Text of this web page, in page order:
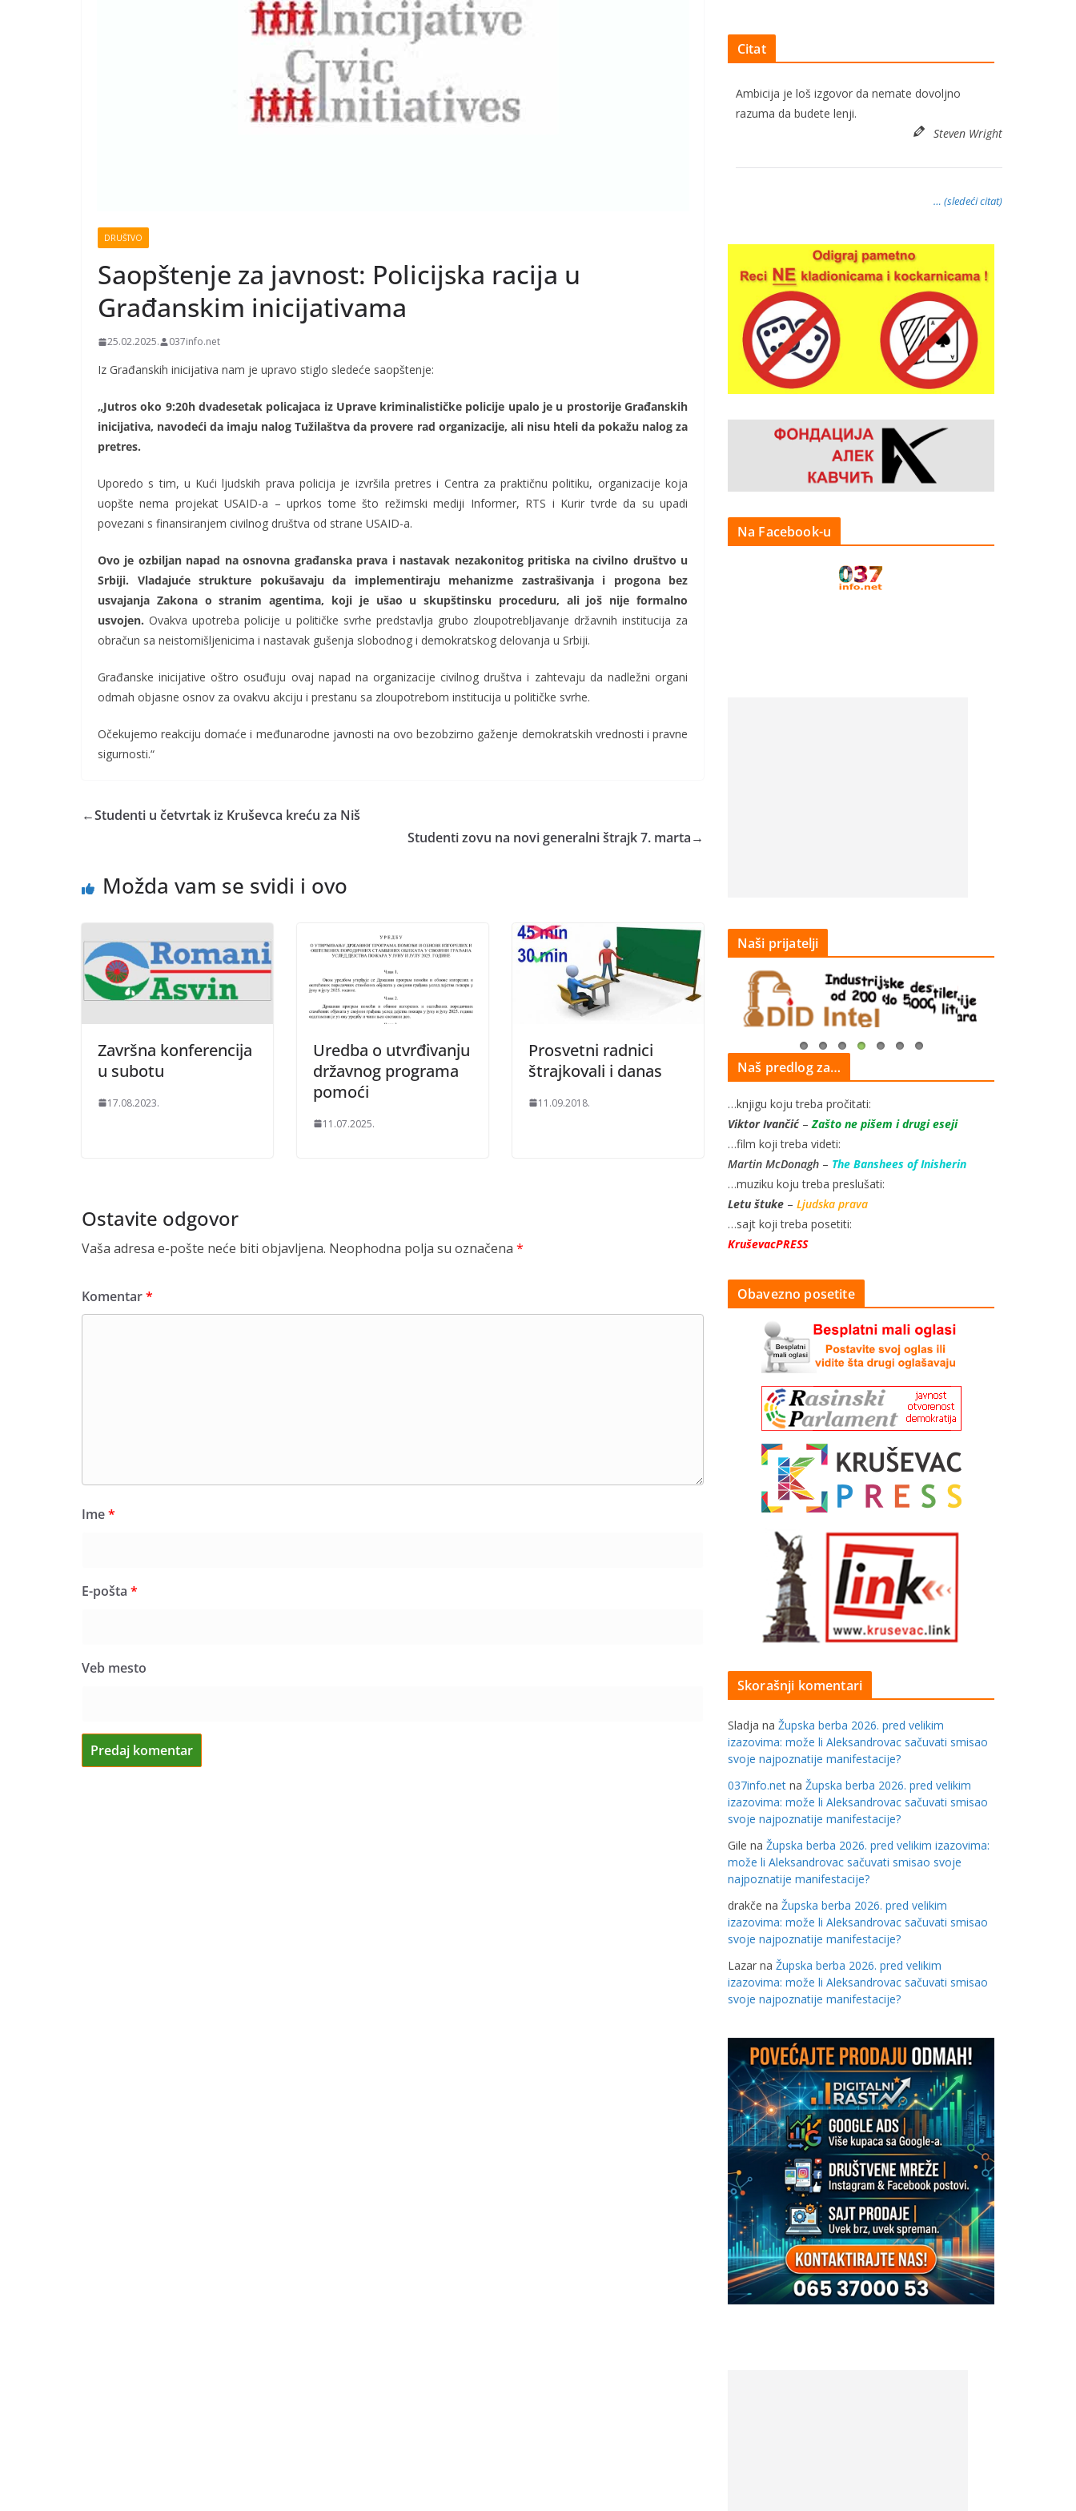
DRUŠTVO
Saopštenje za javnost: Policijska racija u
Građanskim inicijativama
25.02.2025. 037info.net
Iz Građanskih inicijativa nam je upravo stiglo sledeće saopštenje:
„Jutros oko 9:20h dvadesetak policajaca iz Uprave kriminalističke policije upalo je u prostorije Građanskih
inicijativa, navodeći da imaju nalog Tužilaštva da provere rad organizacije, ali nisu hteli da pokažu nalog za
pretres.
Uporedo s tim, u Kući ljudskih prava policija je izvršila pretres i Centra za praktičnu politiku, organizacije koja
uopšte nema projekat USAID-a – uprkos tome što režimski mediji Informer, RTS i Kurir tvrde da su upadi
povezani s finansiranjem civilnog društva od strane USAID-a.
Ovo je ozbiljan napad na osnovna građanska prava i nastavak nezakonitog pritiska na civilno društvo u
Srbiji. Vladajuće strukture pokušavaju da implementiraju mehanizme zastrašivanja i progona bez
usvajanja Zakona o stranim agentima, koji je ušao u skupštinsku proceduru, ali još nije formalno
usvojen. Ovakva upotreba policije u političke svrhe predstavlja grubo zloupotrebljavanje državnih institucija za
obračun sa neistomišljenicima i nastavak gušenja slobodnog i demokratskog delovanja u Srbiji.
Građanske inicijative oštro osuđuju ovaj napad na organizacije civilnog društva i zahtevaju da nadležni organi
odmah objasne osnov za ovakvu akciju i prestanu sa zloupotrebom institucija u političke svrhe.
Očekujemo reakciju domaće i međunarodne javnosti na ovo bezobzirno gaženje demokratskih vrednosti i pravne
sigurnosti.“
←Studenti u četvrtak iz Kruševca kreću za Niš
Studenti zovu na novi generalni štrajk 7. marta→
Možda vam se svidi i ovo
Završna konferencija
u subotu
17.08.2023.
Uredba o utvrđivanju
državnog programa
pomoći
11.07.2025.
Prosvetni radnici
štrajkovali i danas
11.09.2018.
Ostavite odgovor
Vaša adresa e-pošte neće biti objavljena. Neophodna polja su označena *
Komentar*
Ime*
E-pošta *
Veb mesto
Citat
Ambicija je loš izgovor da nemate dovoljno
razuma da budete lenji.
Steven Wright
… (sledeći citat)
Na Facebook-u
Naši prijatelji
Naš predlog za…
…knjigu koju treba pročitati:
Viktor Ivančić– Zašto ne pišem i drugi eseji
…film koji treba videti:
Martin McDonagh – The Banshees of Inisherin
…muziku koju treba preslušati:
Letu štuke – Ljudska prava
…sajt koji treba posetiti:
KruševacPRESS
Obavezno posetite
Skorašnji komentari
Sladja na Župska berba 2026. pred velikim
izazovima: može li Aleksandrovac sačuvati smisao
svoje najpoznatije manifestacije?
037info.net na Župska berba 2026. pred velikim
izazovima: može li Aleksandrovac sačuvati smisao
svoje najpoznatije manifestacije?
Gile na Župska berba 2026. pred velikim izazovima:
može li Aleksandrovac sačuvati smisao svoje
najpoznatije manifestacije?
drakče na Župska berba 2026. pred velikim
izazovima: može li Aleksandrovac sačuvati smisao
svoje najpoznatije manifestacije?
Lazar na Župska berba 2026. pred velikim
izazovima: može li Aleksandrovac sačuvati smisao
svoje najpoznatije manifestacije?